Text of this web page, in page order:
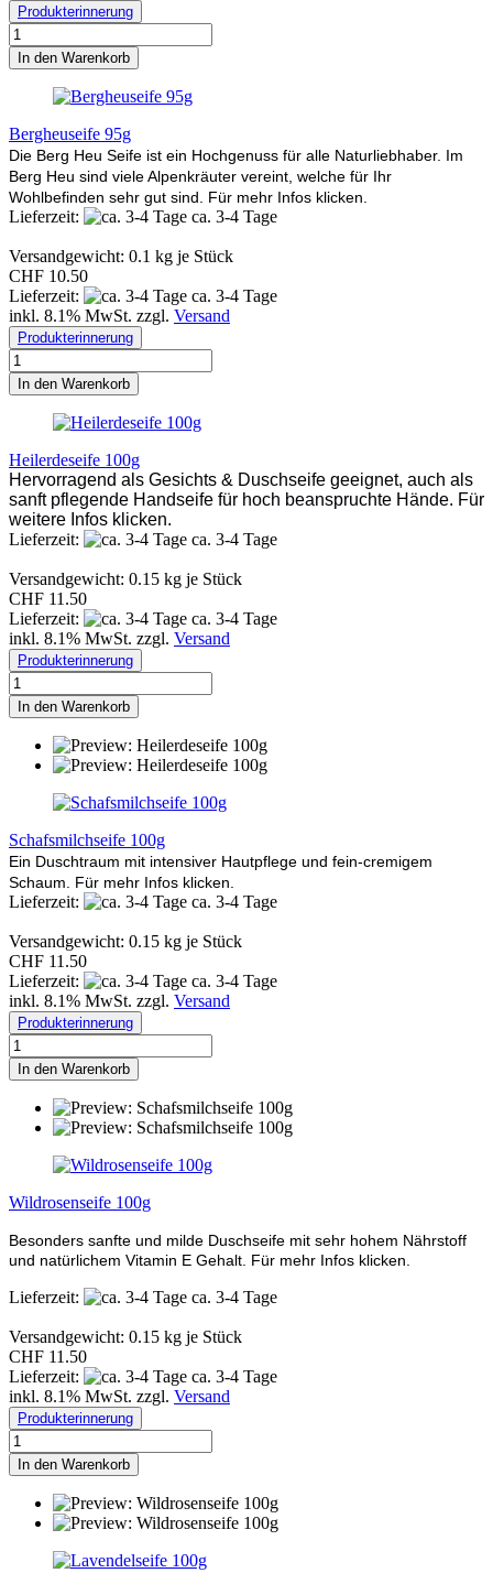
Produkterinnerung
In den Warenkorb
Bergheuseife 95g
Die Berg Heu Seife ist ein Hochgenuss für alle Naturliebhaber. Im
Berg Heu sind viele Alpenkräuter vereint, welche für Ihr
Wohlbefinden sehr gut sind. Für mehr Infos klicken.
Lieferzeit: ca. 3-4 Tage
Versandgewicht: 0.1 kg je Stück
CHF 10.50
Lieferzeit:
ca. 3-4 Tage
inkl. 8.1% MwSt. zzgl. Versand
Produkterinnerung
In den Warenkorb
Heilerdeseife 100g
Hervorragend als Gesichts & Duschseife geeignet, auch als
sanft pflegende Handseife für hoch beanspruchte Hände. Für
weitere Infos klicken.
Lieferzeit:
ca. 3-4 Tage
Versandgewicht: 0.15 kg je Stück
CHF 11.50
Lieferzeit:
ca. 3-4 Tage
inkl. 8.1% MwSt. zzgl. Versand
Produkterinnerung
In den Warenkorb
Schafsmilchseife 100g
Ein Duschtraum mit intensiver Hautpflege und fein-cremigem
Schaum. Für mehr Infos klicken.
Lieferzeit: ca. 3-4 Tage
Versandgewicht: 0.15 kg je Stück
CHF 11.50
Lieferzeit:
ca. 3-4 Tage
inkl. 8.1% MwSt. zzgl. Versand
Produkterinnerung
In den Warenkorb
Wildrosenseife 100g
Besonders sanfte und milde Duschseife mit sehr hohem Nährstoff
und natürlichem Vitamin E Gehalt. Für mehr Infos klicken.
Lieferzeit: ca. 3-4 Tage
Versandgewicht: 0.15 kg je Stück
CHF 11.50
Lieferzeit:
ca. 3-4 Tage
inkl. 8.1% MwSt. zzgl. Versand
Produkterinnerung
In den Warenkorb